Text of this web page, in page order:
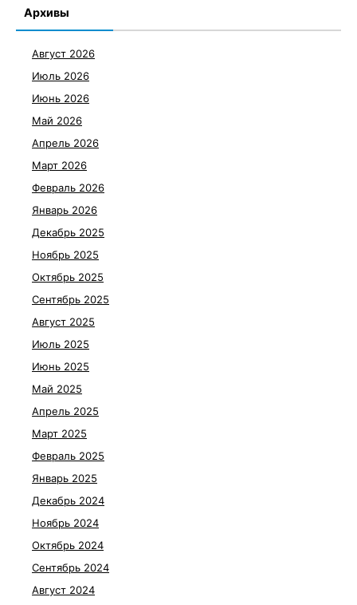
Архивы
Август 2026
Июль 2026
Июнь 2026
Май 2026
Апрель 2026
Март 2026
Февраль 2026
Январь 2026
Декабрь 2025
Ноябрь 2025
Октябрь 2025
Сентябрь 2025
Август 2025
Июль 2025
Июнь 2025
Май 2025
Апрель 2025
Март 2025
Февраль 2025
Январь 2025
Декабрь 2024
Ноябрь 2024
Октябрь 2024
Сентябрь 2024
Август 2024